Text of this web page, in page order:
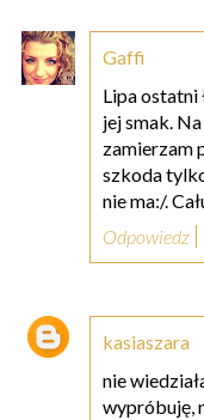
Gaffi
Lipa ostatni
jej smak.
zamierzam
szkoda
nie ma:/.
Odpowiedz
kasiaszara
nie
wypróbuję,